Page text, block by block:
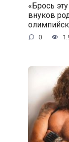
«Брось
внуков
0